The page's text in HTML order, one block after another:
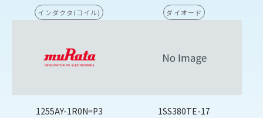
インダクタ(コイル) ダイオード
1255AY-1R0N=P3
1SS380TE-17